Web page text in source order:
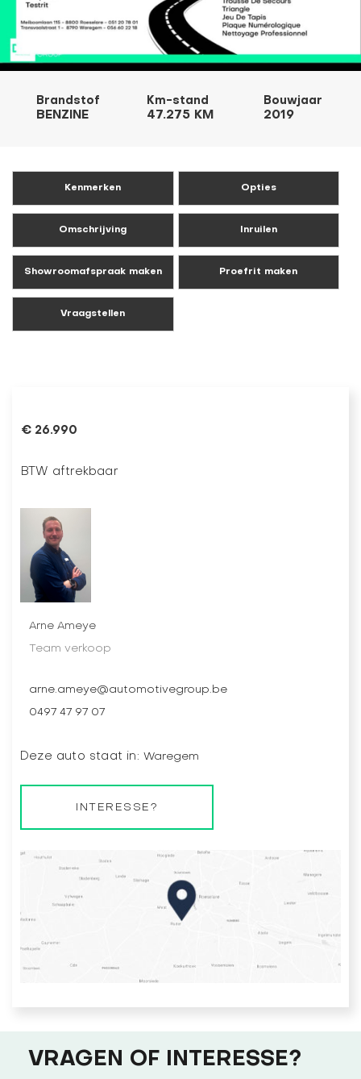
Brandstof
BENZINE
Km-stand
47.275 KM
Bouwjaar
2019
Kenmerken Opties
Omschrijving Inruilen
Showroomafspraak maken Proefrit maken
Vraagstellen
€ 26.990
BTW aftrekbaar
Arne Ameye
Team verkoop
arne.ameye@automotivegroup.be
0497 47 97 07
Deze auto staat in: Waregem
INTERESSE?
VRAGEN OF INTERESSE?